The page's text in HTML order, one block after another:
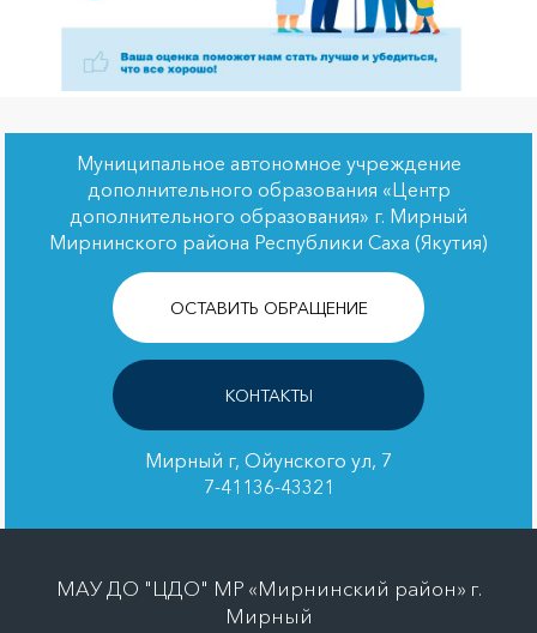
Муниципальное автономное учреждение
дополнительного образования «Центр
дополнительного образования» г. Мирный
Мирнинского района Республики Саха (Якутия)
ОСТАВИТЬ ОБРАЩЕНИЕ
КОНТАКТЫ
Мирный г, Ойунского ул, 7
7-41136-43321
МАУ ДО "ЦДО" МР «Мирнинский район» г.
Мирный